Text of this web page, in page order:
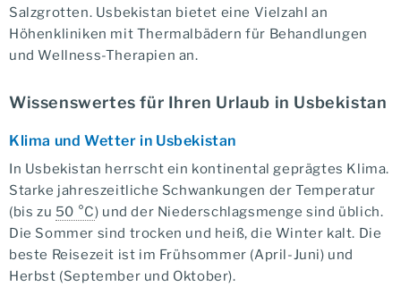
Salzgrotten. Usbekistan bietet eine Vielzahl an
Höhenkliniken mit Thermalbädern für Behandlungen
und Wellness-Therapien an.
Wissenswertes für Ihren Urlaub in Usbekistan
Klima und Wetter in Usbekistan
In Usbekistan herrscht ein kontinental geprägtes Klima.
Starke jahreszeitliche Schwankungen der Temperatur
(bis zu 50 °C) und der Niederschlagsmenge sind üblich.
Die Sommer sind trocken und heiß, die Winter kalt. Die
beste Reisezeit ist im Frühsommer (April-Juni) und
Herbst (September und Oktober).